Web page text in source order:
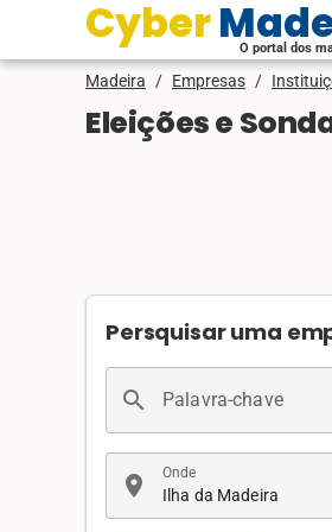
Cyber O portal dos
Madeira / Empresas /
Eleições e
Persquisar uma
search Palavra-chave
location_on Ilha da Madeira
Onde